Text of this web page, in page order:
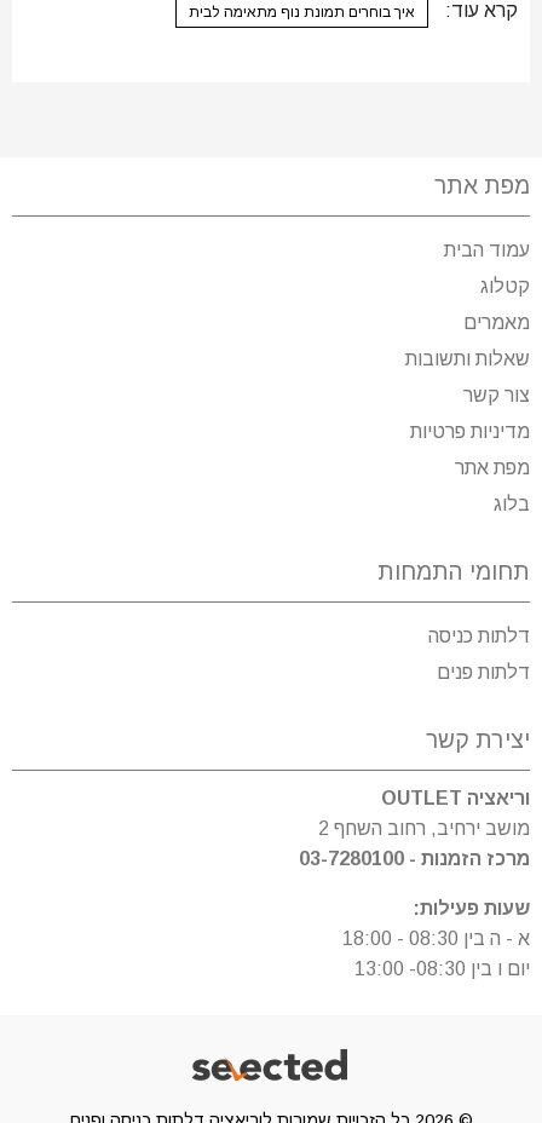
קרא עוד: איך בוחרים תמונת נוף מתאימה לבית
מפת אתר
עמוד הבית
קטלוג
מאמרים
שאלות ותשובות
צור קשר
מדיניות פרטיות
מפת אתר
בלוג
תחומי התמחות
דלתות כניסה
דלתות פנים
יצירת קשר
וריאציה OUTLET
מושב ירחיב, רחוב השחף 2
מרכז הזמנות - 03-7280100
שעות פעילות:
א - ה בין 08:30 - 18:00
יום ו בין 08:30- 13:00